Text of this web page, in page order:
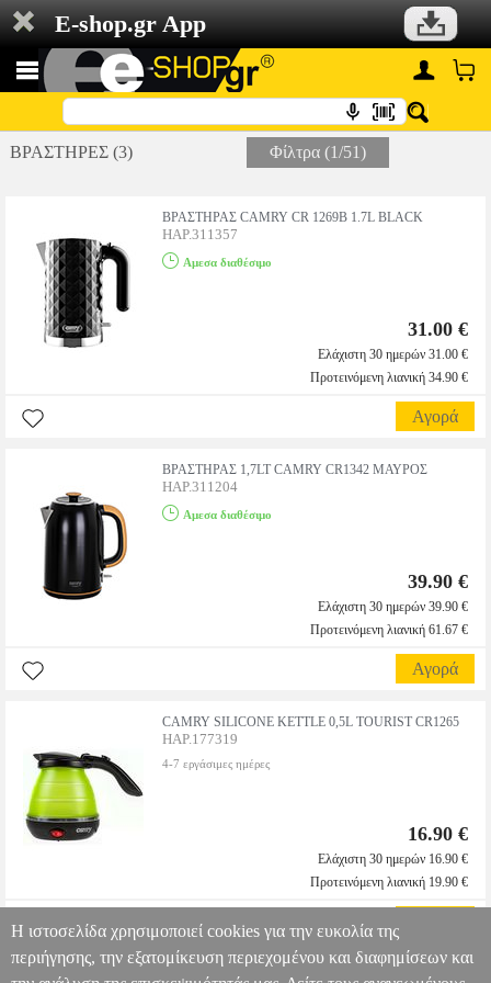
E-shop.gr App
ΒΡΑΣΤΗΡΕΣ (3) Φίλτρα (1/51)
ΒΡΑΣΤΗΡΑΣ CAMRY CR 1269B 1.7L BLACK
HAP.311357
Αμεσα διαθέσιμο
31.00 €
Ελάχιστη 30 ημερών 31.00 €
Προτεινόμενη λιανική 34.90 €
Αγορά
ΒΡΑΣΤΗΡΑΣ 1,7LT CAMRY CR1342 ΜΑΥΡΟΣ
HAP.311204
Αμεσα διαθέσιμο
39.90 €
Ελάχιστη 30 ημερών 39.90 €
Προτεινόμενη λιανική 61.67 €
Αγορά
CAMRY SILICONE KETTLE 0,5L TOURIST CR1265
HAP.177319
4-7 εργάσιμες ημέρες
16.90 €
Ελάχιστη 30 ημερών 16.90 €
Προτεινόμενη λιανική 19.90 €
Η ιστοσελίδα χρησιμοποιεί cookies για την ευκολία της
περιήγησης, την εξατομίκευση περιεχομένου και διαφημίσεων και